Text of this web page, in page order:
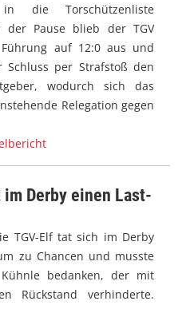
die Torschützenliste
der Pause blieb der TGV
auf 12:0 aus und
Schluss per Strafstoß den
wodurch sich das
Relegation gegen
Derby einen Last-
TGV-Elf tat sich im Derby
zu Chancen und musste
bedanken, der mit
Rückstand verhinderte.